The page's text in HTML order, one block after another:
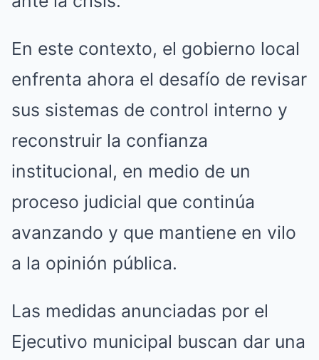
En este contexto, el gobierno local
enfrenta ahora el desafío de revisar
sus sistemas de control interno y
reconstruir la confianza
institucional, en medio de un
proceso judicial que continúa
avanzando y que mantiene en vilo
a la opinión pública.
Las medidas anunciadas por el
Ejecutivo municipal buscan dar una